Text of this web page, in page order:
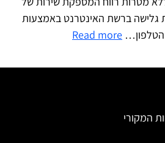
גלישה ברשת האינטרנט באמצעות
Read more
המקורי